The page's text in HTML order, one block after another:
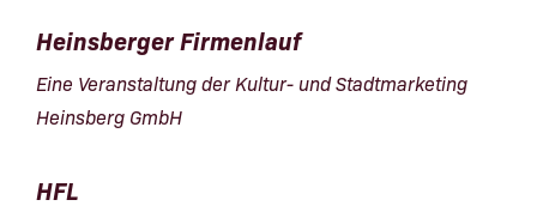
Heinsberger Firmenlauf
Eine Veranstaltung der Kultur- und Stadtmarketing
Heinsberg GmbH
HFL